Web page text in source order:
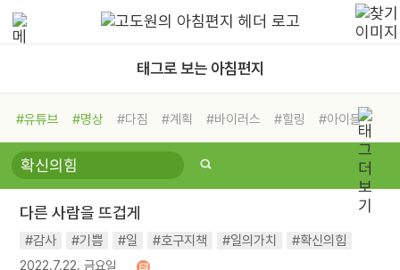
태그로 보는 아침편지
#유튜브 #명상 #다짐 #계획 #바이러스 #힐링
#아이들
#비전캠프
#독서캠프 #삶
#희망
#나눔 #친구 #링컨학교
#독서
#건강 #면역력
다른 사람을 뜨겁게
#감사 #기쁨 #일 #호구지책 #일의가치 #확신의힘
2022.7.22. 금요일